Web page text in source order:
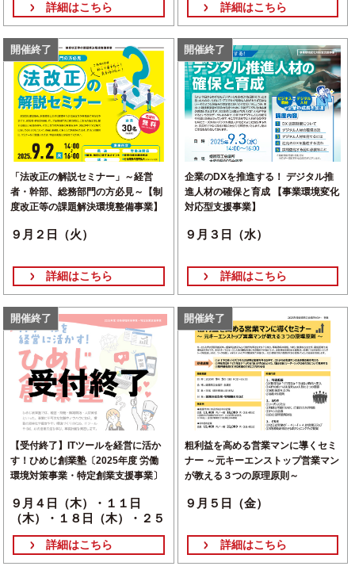
詳細はこちら 詳細はこちら
開催終了
「法改正の解説セミナー」～経営
者・幹部、総務部門の方必見～【制
度改正等の課題解決環境整備事業】
９月２日（火）
詳細はこちら
開催終了
企業のDXを推進する！ デジタル推
進人材の確保と育成 【事業環境変化
対応型支援事業】
９月３日（水）
詳細はこちら
開催終了
【受付終了】ITツールを経営に活か
す！ひめじ創業塾〔2025年度 労働
環境対策事業・特定創業支援事業〕
９月４日（木）・１１日
（木）・１８日（木）・２５
日（木）・１０月２日（木）
詳細はこちら
開催終了
粗利益を高める営業マンに導くセミ
ナー ～元キーエンストップ営業マン
が教える３つの原理原則～
９月５日（金）
詳細はこちら